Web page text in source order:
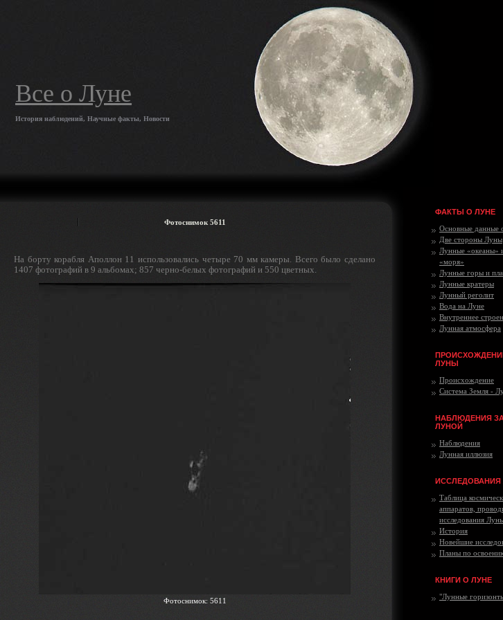
Все о Луне
История наблюдений, Научные факты, Новости
Фотоснимок 5611
На борту корабля Аполлон 11 использовались четыре 70 мм камеры. Всего было сделано
1407 фотографий в 9 альбомах; 857 черно-белых фотографий и 550 цветных.
Фотоснимок: 5611
ФАКТЫ О ЛУНЕ
Основные данные
Две стороны Луны
Лунные «океаны»
«моря»
Лунные горы и
Лунные кратеры
Лунный реголит
Вода на Луне
Внутреннее
Лунная атмосфера
ЛУНЫ
Происхождение
Система Земля -
НАБЛЮДЕНИЯ
ЛУНОЙ
Наблюдения
Лунная иллюзия
ИССЛЕДОВАНИЯ
Таблица
аппаратов,
исследования
История
Новейшие
Планы по
КНИГИ О ЛУНЕ
"Лунные